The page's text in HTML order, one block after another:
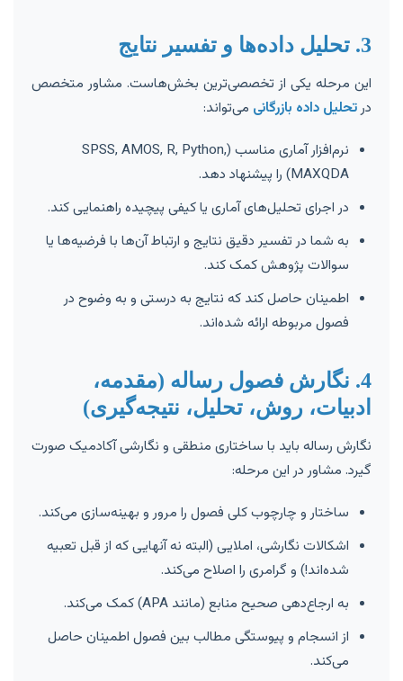
3. تحلیل داده‌ها و تفسیر نتایج
این مرحله یکی از تخصصی‌ترین بخش‌هاست. مشاور متخصص
درتحلیل داده بازرگانی می‌تواند:
نرم‌افزار آماری مناسب (SPSS, AMOS, R, Python,
MAXQDA) را پیشنهاد دهد.
در اجرای تحلیل‌های آماری یا کیفی پیچیده راهنمایی کند.
به شما در تفسیر دقیق نتایج و ارتباط آن‌ها با فرضیه‌ها یا
سوالات پژوهش کمک کند.
اطمینان حاصل کند که نتایج به درستی و به وضوح در
فصول مربوطه ارائه شده‌اند.
4. نگارش فصول رساله (مقدمه،
ادبیات، روش، تحلیل، نتیجه‌گیری)
نگارش رساله باید با ساختاری منطقی و نگارشی آکادمیک صورت
گیرد. مشاور در این مرحله:
ساختار و چارچوب کلی فصول را مرور و بهینه‌سازی می‌کند.
اشکالات نگارشی، املایی (البته نه آنهایی که از قبل تعبیه
شده‌اند!) و گرامری را اصلاح می‌کند.
به ارجاع‌دهی صحیح منابع (مانند APA) کمک می‌کند.
از انسجام و پیوستگی مطالب بین فصول اطمینان حاصل
می‌کند.